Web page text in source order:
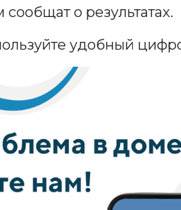
о результатах.
удобный